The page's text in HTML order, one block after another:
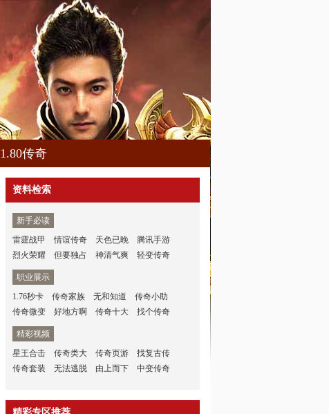
1.80传奇
资料检索
新手必读
雷霆战甲
情谊传奇 天色已晚
腾讯手游
烈火荣耀
但要独占 神清气爽 轻变传奇
职业展示
1.76秒卡
传奇家族 无和知道
传奇小助
传奇微变
好地方啊 传奇十大 找个传奇
精彩视频
星王合击
传奇类大 传奇页游
找复古传
传奇套装
无法逃脱 由上而下 中变传奇